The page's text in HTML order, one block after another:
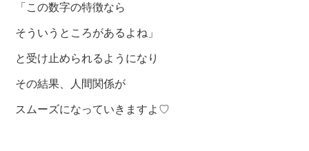
「この数字の特徴なら
そういうところがあるよね」
と受け止められるようになり
その結果、人間関係が
スムーズになっていきますよ♡